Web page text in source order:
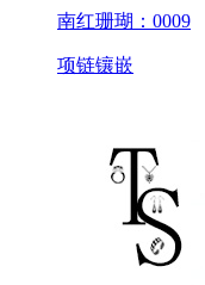
南红珊瑚：0009
项链镶嵌